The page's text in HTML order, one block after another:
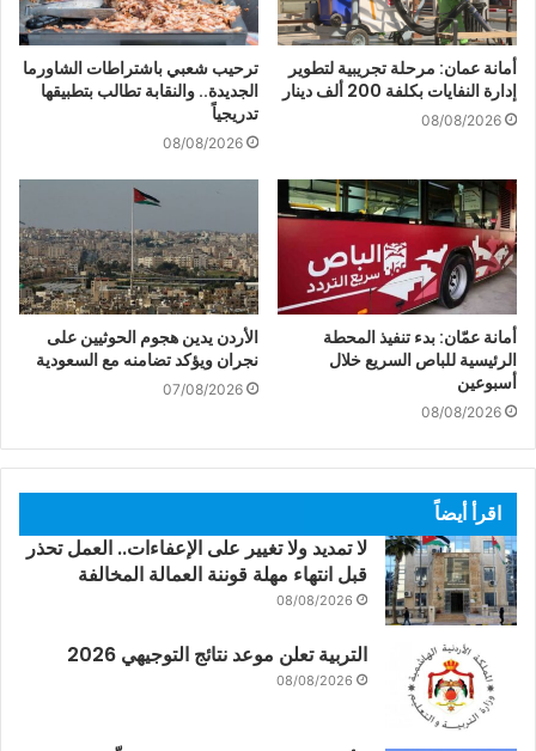
أمانة عمان: مرحلة تجريبية لتطوير
إدارة النفايات بكلفة 200 ألف دينار
08/08/2026
ترحيب شعبي باشتراطات الشاورما
الجديدة.. والنقابة تطالب بتطبيقها
تدريجياً
08/08/2026
أمانة عمّان: بدء تنفيذ المحطة
الرئيسية للباص السريع خلال
أسبوعين
08/08/2026
الأردن يدين هجوم الحوثيين على
نجران ويؤكد تضامنه مع السعودية
07/08/2026
اقرأ أيضاً
لا تمديد ولا تغيير على الإعفاءات.. العمل تحذر
قبل انتهاء مهلة قوننة العمالة المخالفة
08/08/2026
التربية تعلن موعد نتائج التوجيهي 2026
08/08/2026